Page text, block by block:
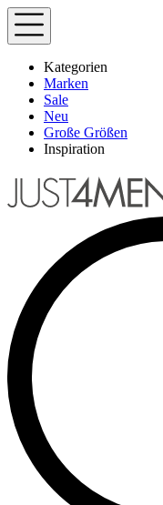
Kategorien
Marken
Sale
Neu
Große Größen
Inspiration